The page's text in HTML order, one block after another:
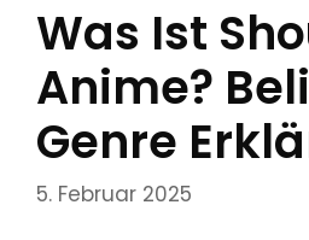
Was Ist
Anime?
Genre
5. Februar 2025